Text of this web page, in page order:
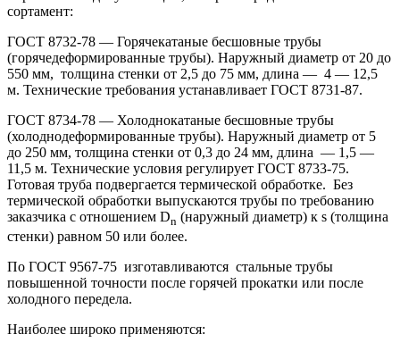
сортамент:
ГОСТ 8732-78 — Горячекатаные бесшовные трубы
(горячедеформированные трубы). Наружный диаметр от 20 до
550 мм, толщина стенки от 2,5 до 75 мм, длина — 4 — 12,5
м. Технические требования устанавливает ГОСТ 8731-87.
ГОСТ 8734-78 — Холоднокатаные бесшовные трубы
(холоднодеформированные трубы). Наружный диаметр от 5
до 250 мм, толщина стенки от 0,3 до 24 мм, длина — 1,5 —
11,5 м. Технические условия регулирует ГОСТ 8733-75.
Готовая труба подвергается термической обработке. Без
термической обработки выпускаются трубы по требованию
заказчика с отношением Dn (наружный диаметр) к s (толщина
стенки) равном 50 или более.
По ГОСТ 9567-75 изготавливаются стальные трубы
повышенной точности после горячей прокатки или после
холодного передела.
Наиболее широко применяются: